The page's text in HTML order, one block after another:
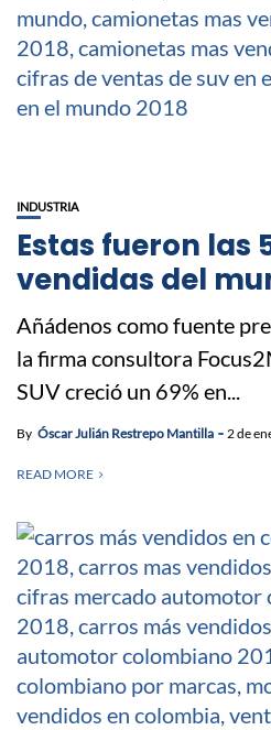
INDUSTRIA
Estas fueron las
vendidas del
Añádenos como fuente
la firma consultora
SUV creció un 69% en...
By Óscar Julián Restrepo Mantilla 2 de
READ MORE